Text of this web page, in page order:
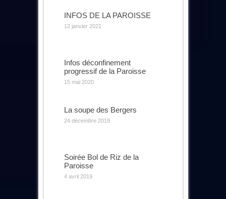
INFOS DE LA PAROISSE
12 janvier 2021
Infos déconfinement
progressif de la Paroisse
15 mai 2020
La soupe des Bergers
24 décembre 2019
Soirée Bol de Riz de la
Paroisse
4 avril 2019